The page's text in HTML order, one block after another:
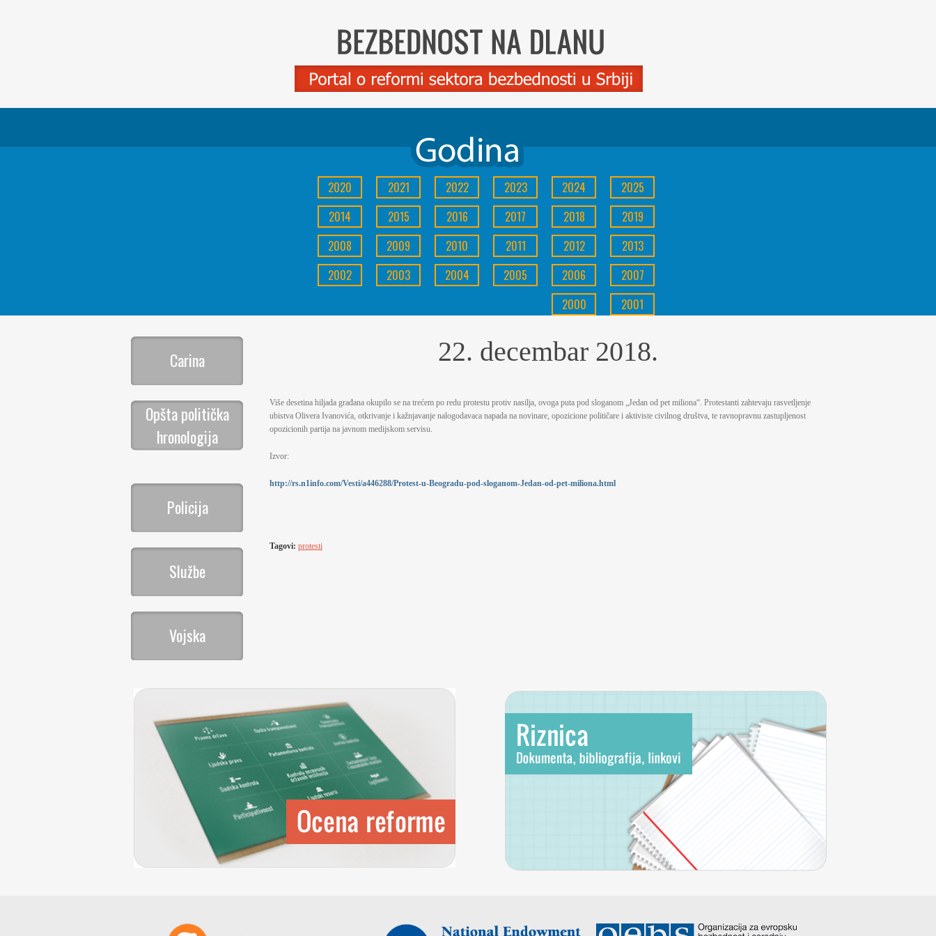
2025
2024
2023
2022
2021
2020
2019
2018
2017
2016
2015
2014
2013
2012
2011
2010
2009
2008
2007
2006
2005
2004
2003
2002
2001
2000
Carina
Opšta politička
hronologija
Policija
Službe
Vojska
22. decembar 2018.
Više desetina hiljada građana okupilo se na trećem po redu protestu protiv nasilja, ovoga puta pod sloganom „Jedan od pet miliona“. Protestanti zahtevaju rasvetljenje
ubistva Olivera Ivanovića, otkrivanje i kažnjavanje nalogodavaca napada na novinare, opozicione političare i aktiviste civilnog društva, te ravnopravnu zastupljenost
opozicionih partija na javnom medijskom servisu.
Izvor:
http://rs.n1info.com/Vesti/a446288/Protest-u-Beogradu-pod-sloganom-Jedan-od-pet-miliona.html
Tagovi: protesti